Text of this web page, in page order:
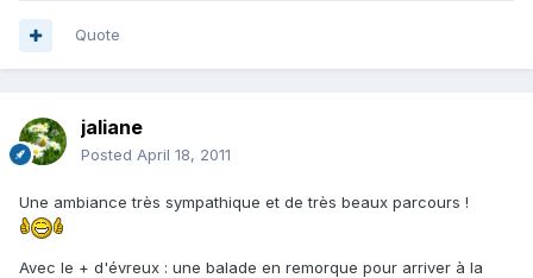
Quote
jaliane
Posted April 18, 2011
Une ambiance très sympathique et de très beaux parcours !
Avec le + d'évreux : une balade en remorque pour arriver à la